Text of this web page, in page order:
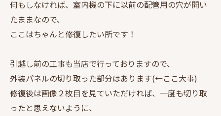
何もしなければ、室内機の下に以前の配管用の穴が開い
たままなので、
ここはちゃんと修復したい所です！
引越し前の工事も当店で行っておりますので、
外装パネルの切り取った部分はあります(←ここ大事)
修復後は画像２枚目を見ていただければ、一度も切り取
ったと思えないように、